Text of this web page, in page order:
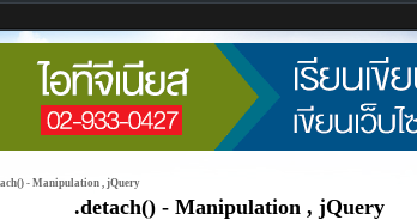
- Manipulation , jQuery
.detach() - Manipulation , jQuery